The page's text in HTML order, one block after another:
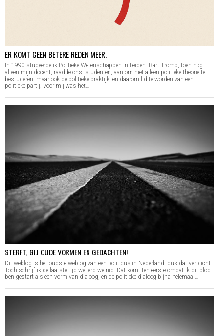
ER KOMT GEEN BETERE REDEN MEER.
In 1990 studeerde ik Politieke Wetenschappen in Leiden. Bart Tromp, toen nog
alleen mijn docent, raadde ons, studenten, aan om niet alleen politieke theorie te
bestuderen, maar ook de politieke praktijk, en daarom lid te worden van een
politieke partij. Voor mij was het…
STERFT, GIJ OUDE VORMEN EN GEDACHTEN!
Dit weblog is het oudste weblog van een politicus in Nederland, dus dat verplicht.
Toch schrijf ik de laatste tijd wel erg weinig. Dat komt ten eerste omdat ik dit blog
ben gestart als een vorm van dialoog, en de politieke dialoog bijna helemaal…